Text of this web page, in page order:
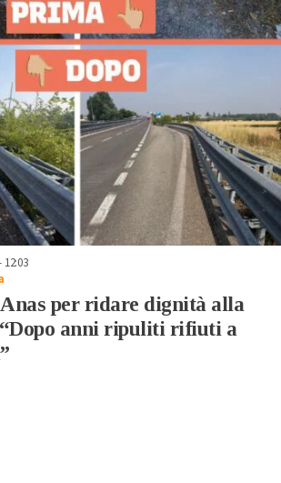
per ridare dignità alla
anni ripuliti rifiuti a